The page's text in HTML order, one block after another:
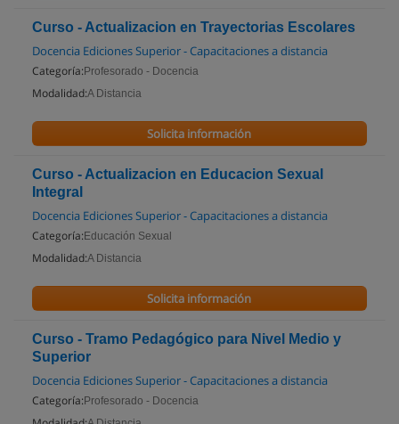
Curso - Actualizacion en Trayectorias Escolares
Docencia Ediciones Superior - Capacitaciones a distancia
Categoría: Profesorado - Docencia
Modalidad:A Distancia
Solicita información
Curso - Actualizacion en Educacion Sexual
Integral
Docencia Ediciones Superior - Capacitaciones a distancia
Categoría: Educación Sexual
Modalidad:A Distancia
Solicita información
Curso - Tramo Pedagógico para Nivel Medio y
Superior
Docencia Ediciones Superior - Capacitaciones a distancia
Categoría: Profesorado - Docencia